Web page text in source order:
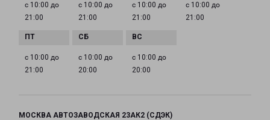
с 10:00 до
21:00
с 10:00 до
21:00
с 10:00 до
21:00
с 10:00 до
21:00
с 10:00 до
21:00
с 10:00 до
20:00
с 10:00 до
20:00
МОСКВА АВТОЗАВОДСКАЯ 23АК2 (СДЭК)